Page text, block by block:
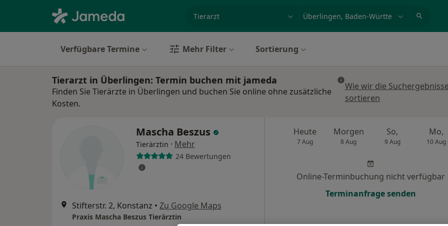
Fachgebiet, Erkrankung, Namez.B. Berlin
Verfügbare Termine Mehr Filter Sortierung
Tierarzt in Überlingen: Termin buchen mit jameda
Finden Sie Tierärzte in Überlingen und buchen Sie online ohne zusätzliche
Kosten.
Wie wir die Suchergebnisse
sortieren
Mascha Beszus
Tierärztin · Mehr
24 Bewertungen
Stifterstr. 2, Konstanz • Zu Google Maps
Praxis Mascha Beszus Tierärztin
Heute
7 Aug
Morgen
8 Aug
So,
9 Aug
Mo,
10 Aug
Online-Terminbuchung nicht verfügbar
Terminanfrage senden